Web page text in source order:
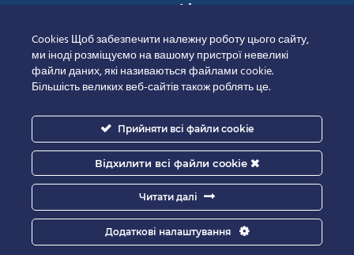
Сертифікати
Good-IT.com.ua for Biolights - All rights reserved.
Cookies Щоб забезпечити належну роботу цього сайту,
ми іноді розміщуємо на вашому пристрої невеликі
файли даних, які називаються файлами cookie.
Більшість великих веб-сайтів також роблять це.
Прийняти всі файли cookie
Відхилити всі файли cookie
Читати далі
Додаткові налаштування